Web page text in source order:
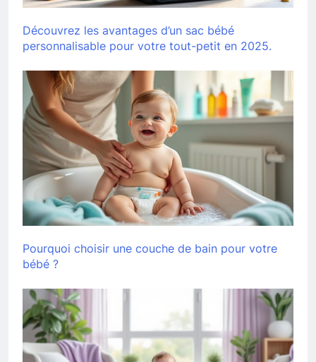
Découvrez les avantages d’un sac bébé
personnalisable pour votre tout-petit en 2025.
Pourquoi choisir une couche de bain pour votre
bébé ?